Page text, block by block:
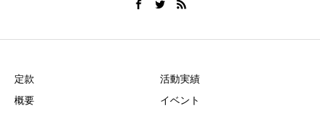
定款
概要
活動実績
イベント